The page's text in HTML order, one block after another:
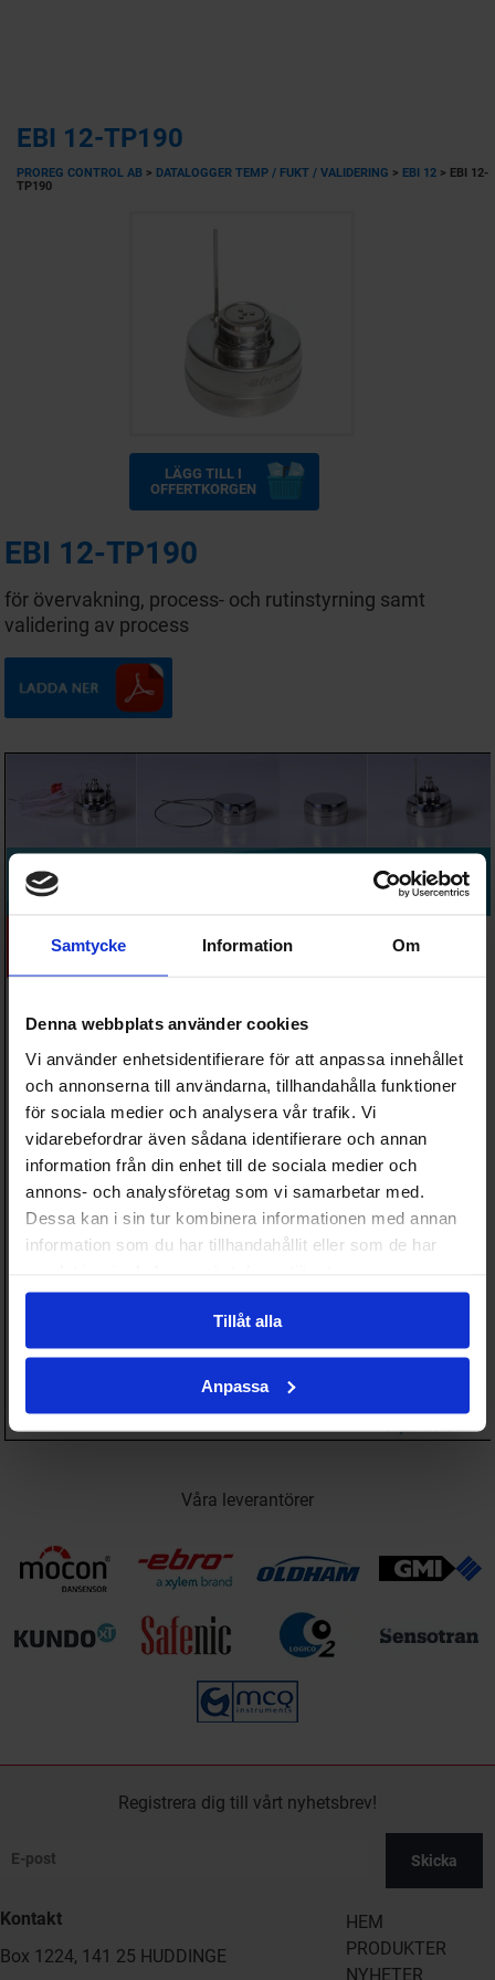
Samtycke Information Om
Denna webbplats använder cookies
Vi använder enhetsidentifierare för att anpassa innehållet
och annonserna till användarna, tillhandahålla funktioner
för sociala medier och analysera vår trafik. Vi
vidarebefordrar även sådana identifierare och annan
information från din enhet till de sociala medier och
annons- och analysföretag som vi samarbetar med.
Dessa kan i sin tur kombinera informationen med annan
information som du har tillhandahållit eller som de har
Tillåt alla
Anpassa
EBI 12-TP190
PROREG CONTROL AB > DATALOGGER TEMP / FUKT / VALIDERING > EBI 12 > EBI 12-
TP190
LÄGG TILL I
OFFERTKORGEN
EBI 12-TP190
för övervakning, process- och rutinstyrning samt
validering av process
Våra leverantörer
Registrera dig till vårt nyhetsbrev!
Skicka
Kontakt
Box 1224, 141 25 HUDDINGE
HEM
PRODUKTER
NYHETER